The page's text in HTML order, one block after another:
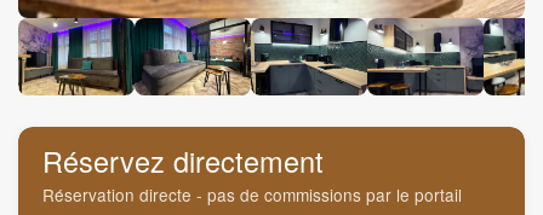
Réservez directement
Réservation directe - pas de commissions par le portail